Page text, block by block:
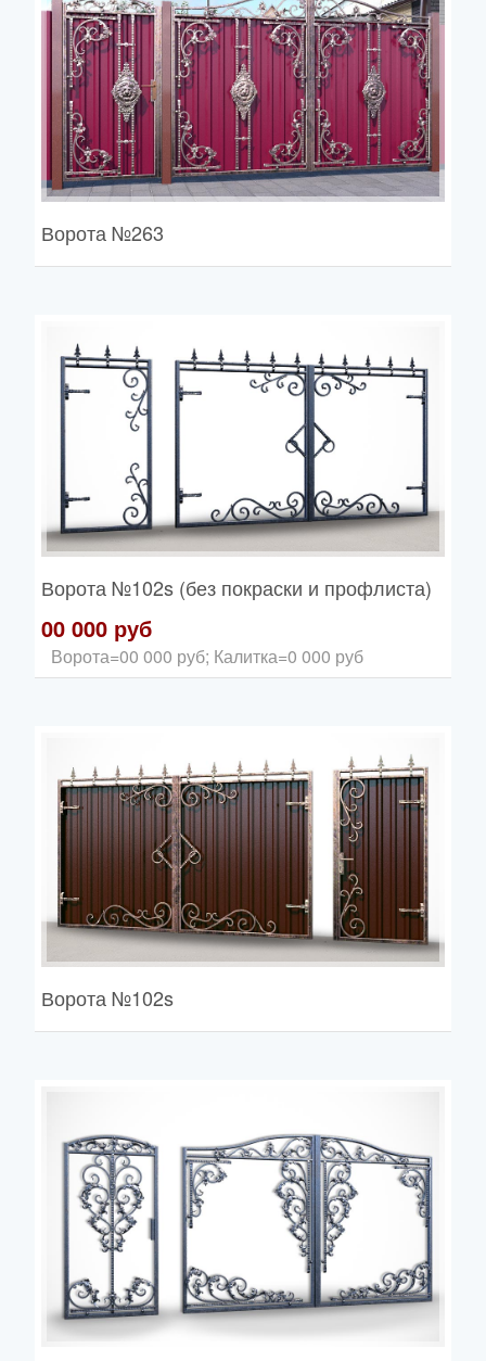
Ворота№263
Ворота№102s (без покраски и профлиста)
00 000 руб
Ворота=00 000 руб; Калитка=0 000 руб
Ворота№102s